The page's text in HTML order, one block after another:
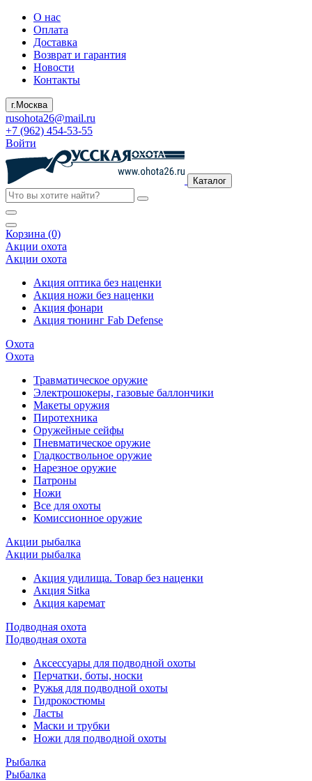
О нас
Оплата
Доставка
Возврат и гарантия
Новости
Контакты
г.Москва
rusohota26@mail.ru
+7 (962) 454-53-55
Войти
Каталог
Корзина (0)
Акции охота
Акции охота
Акция оптика без наценки
Акция ножи без наценки
Акция фонари
Акция тюнинг Fab Defense
Охота
Охота
Травматическое оружие
Электрошокеры, газовые баллончики
Макеты оружия
Пиротехника
Оружейные сейфы
Пневматическое оружие
Гладкоствольное оружие
Нарезное оружие
Патроны
Ножи
Все для охоты
Комиссионное оружие
Акции рыбалка
Акции рыбалка
Акция удилища. Товар без наценки
Акция Sitka
Акция каремат
Подводная охота
Подводная охота
Аксессуары для подводной охоты
Перчатки, боты, носки
Ружья для подводной охоты
Гидрокостюмы
Ласты
Маски и трубки
Ножи для подводной охоты
Рыбалка
Рыбалка